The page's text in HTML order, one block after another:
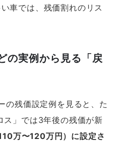
車では、残価割れのリス
の実例から見る「戻
の残価設定例を見ると、た
ス」では3年後の残価が新
万〜120万円）に設定さ